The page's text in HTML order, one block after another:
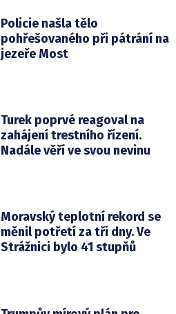
Policie našla tělo
pohřešovaného při pátrání na
jezeře Most
Turek poprvé reagoval na
zahájení trestního řízení.
Nadále věří ve svou nevinu
Moravský teplotní rekord se
měnil potřetí za tři dny. Ve
Strážnici bylo 41 stupňů